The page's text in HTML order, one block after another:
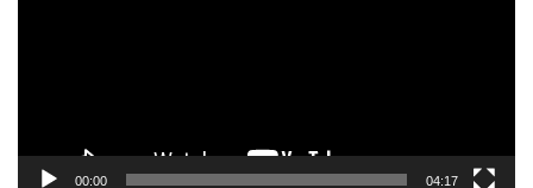
00:00 04:17